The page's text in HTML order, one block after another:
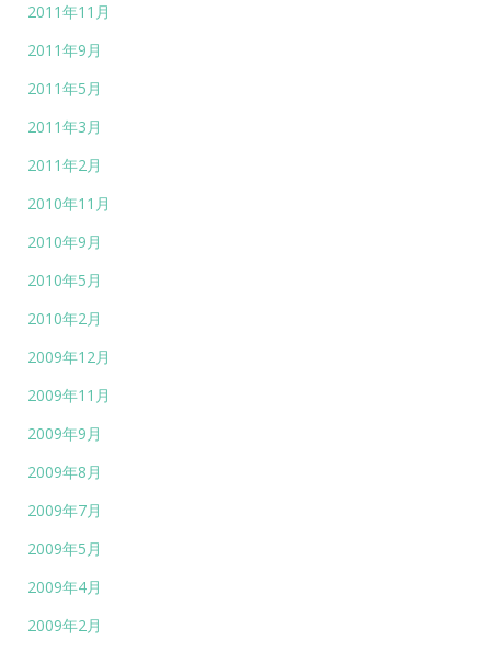
2011年11月
2011年9月
2011年5月
2011年3月
2011年2月
2010年11月
2010年9月
2010年5月
2010年2月
2009年12月
2009年11月
2009年9月
2009年8月
2009年7月
2009年5月
2009年4月
2009年2月